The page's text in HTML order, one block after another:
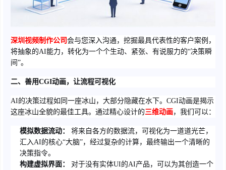
深圳视频制作公司 会与您深入沟通，挖掘最具代表性的客户案例，
将抽象的AI能力，转化为一个个生动、紧张、有说服力的“决策瞬
间”。
二、善用CGI动画，让流程可视化
AI的决策过程如同一座冰山，大部分隐藏在水下。CGI动画是揭示
这座冰山全貌的最佳工具。通过精心设计的三维动画，我们可以：
模拟数据流动：
将来自各方的数据流，可视化为一道道光芒，
汇入AI的核心“大脑”，经过复杂的计算，最终输出一个清晰的
决策指令。
构建虚拟界面：
对于没有实体UI的AI产品，可以为其创造一个